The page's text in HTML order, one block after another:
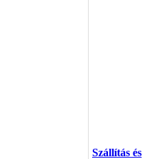
Szállítás és